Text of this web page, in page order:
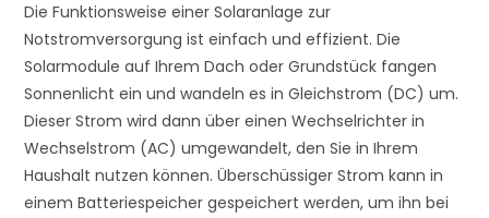
Die Funktionsweise einer Solaranlage zur
Notstromversorgung ist einfach und effizient. Die
Solarmodule auf Ihrem Dach oder Grundstück fangen
Sonnenlicht ein und wandeln es in Gleichstrom (DC) um.
Dieser Strom wird dann über einen Wechselrichter in
Wechselstrom (AC) umgewandelt, den Sie in Ihrem
Haushalt nutzen können. Überschüssiger Strom kann in
einem Batteriespeicher gespeichert werden, um ihn bei